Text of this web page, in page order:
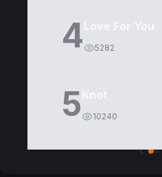
4 5282
5 10240